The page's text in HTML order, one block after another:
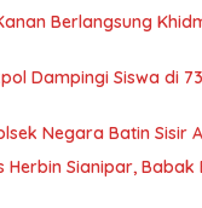
Berlangsung
Dampingi Siswa di
Negara Batin Sisir
Sianipar,